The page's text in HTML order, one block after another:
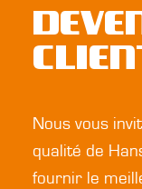
Nous vous
qualité de
fournir le